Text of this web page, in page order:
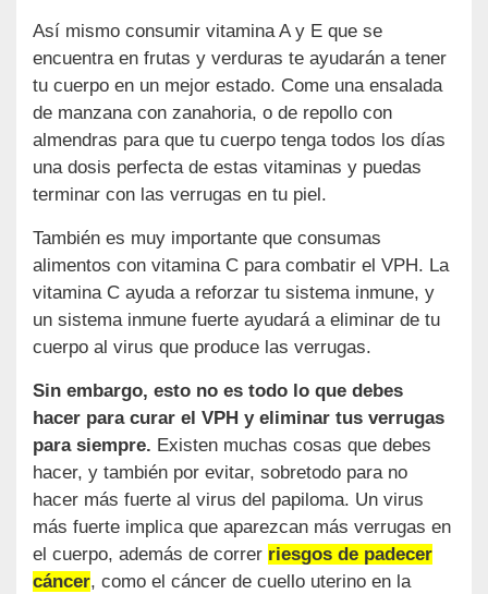
Así mismo consumir vitamina A y E que se
encuentra en frutas y verduras te ayudarán a tener
tu cuerpo en un mejor estado. Come una ensalada
de manzana con zanahoria, o de repollo con
almendras para que tu cuerpo tenga todos los días
una dosis perfecta de estas vitaminas y puedas
terminar con las verrugas en tu piel.
También es muy importante que consumas
alimentos con vitamina C para combatir el VPH. La
vitamina C ayuda a reforzar tu sistema inmune, y
un sistema inmune fuerte ayudará a eliminar de tu
cuerpo al virus que produce las verrugas.
Sin embargo, esto no es todo lo que debes
hacer para curar el VPH y eliminar tus verrugas
para siempre. Existen muchas cosas que debes
hacer, y también por evitar, sobretodo para no
hacer más fuerte al virus del papiloma. Un virus
más fuerte implica que aparezcan más verrugas en
el cuerpo, además de correr riesgos de padecer
cáncer, como el cáncer de cuello uterino en la